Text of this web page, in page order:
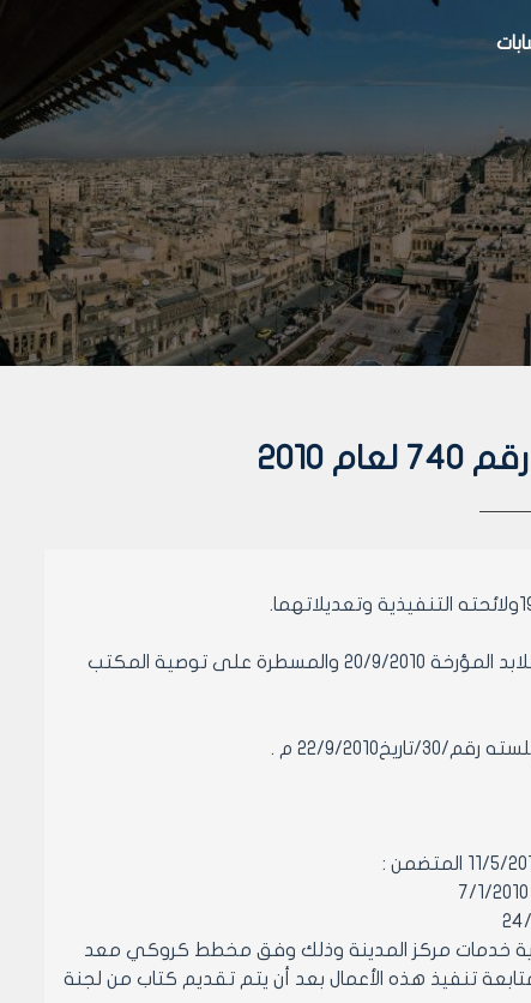
2010
-وعلى حاشية عضو المكتب التنفيذي لمجلس مدينة حلب الأستاذ عبد المنعم اللابد المؤرخة 20/9/2010 والمسطرة على توصية المكتب
9/2010 م .
خدمات مركز المدينة وذلك وفق مخطط كروكي معد
تنفيذ هذه الأعمال بعد أن يتم تقديم كتاب من لجنة